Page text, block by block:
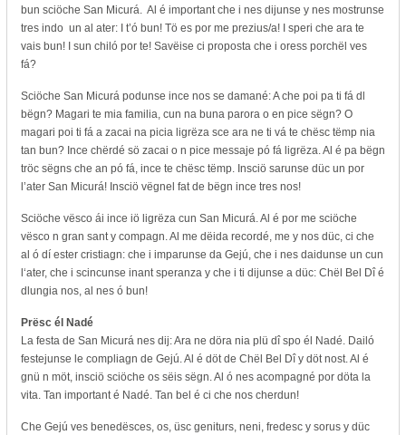
bun sciöche San Micurá. Al é important che i nes dijunse y nes mostrunse
tres indo un al ater: I t’ó bun! Tö es por me prezius/a! I speri che ara te
vais bun! I sun chiló por te! Savëise ci proposta che i oress porchël ves
fá?
Sciöche San Micurá podunse ince nos se damané: A che poi pa ti fá dl
bëgn? Magari te mia familia, cun na buna parora o en pice sëgn? O
magari poi ti fá a zacai na picia ligrëza sce ara ne ti vá te chësc tëmp nia
tan bun? Ince chërdé sö zacai o n pice messaje pó fá ligrëza. Al é pa bëgn
tröc sëgns che an pó fá, ince te chësc tëmp. Insciö sarunse düc un por
l’ater San Micurá! Insciö vëgnel fat de bëgn ince tres nos!
Sciöche vësco ái ince iö ligrëza cun San Micurá. Al é por me sciöche
vësco n gran sant y compagn. Al me dëida recordé, me y nos düc, ci che
al ó dí ester cristiagn: che i imparunse da Gejú, che i nes daidunse un cun
l‘ater, che i scincunse inant speranza y che i ti dijunse a düc: Chël Bel Dî é
dlungia nos, al nes ó bun!
Prësc él Nadé
La festa de San Micurá nes dij: Ara ne döra nia plü dî spo él Nadé. Dailó
festejunse le compliagn de Gejú. Al é döt de Chël Bel Dî y döt nost. Al é
gnü n möt, insciö sciöche os sëis sëgn. Al ó nes acompagné por döta la
vita. Tan important é Nadé. Tan bel é ci che nos cherdun!
Che Gejú ves benedësces, os, üsc geniturs, neni, fredesc y sorus y düc